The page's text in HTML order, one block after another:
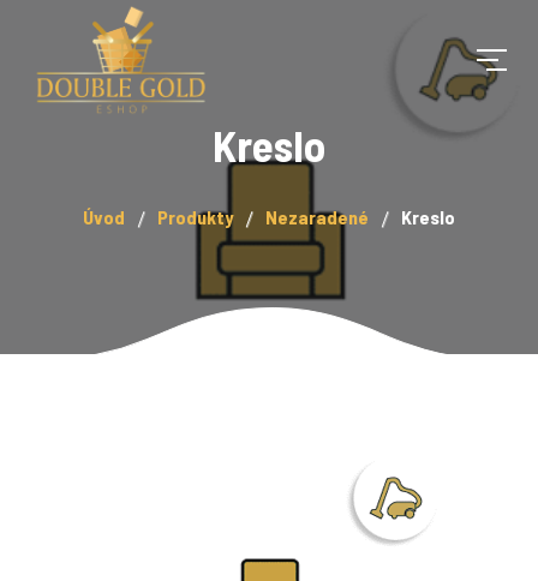
Kreslo
Úvod Produkty Nezaradené Kreslo